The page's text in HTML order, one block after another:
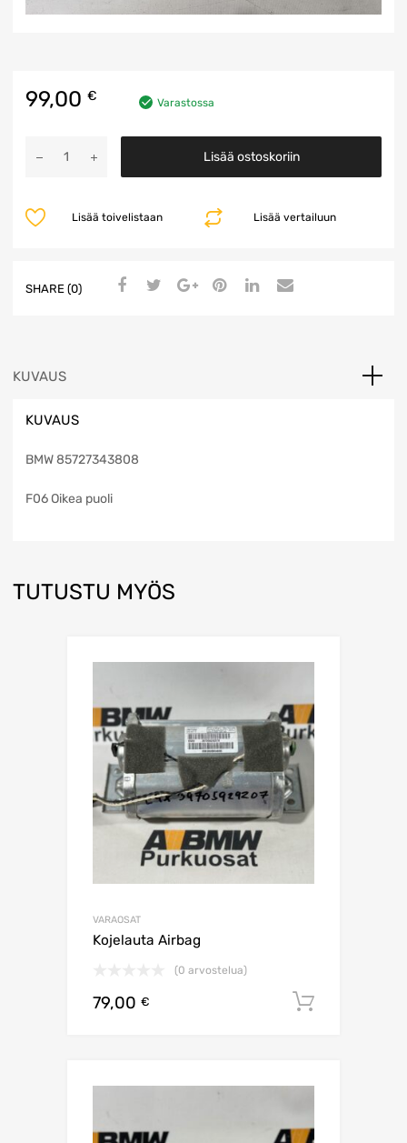
99,00 € Varastossa
Airbag
Lisää ostoskoriin
Lisää vertailuun
Lisää toivelistaan
SHARE (0)
KUVAUS
KUVAUS
BMW 85727343808
F06 Oikea puoli
TUTUSTU MYÖS
VARAOSAT
Kojelauta Airbag
(0 arvostelua)
79,00 €